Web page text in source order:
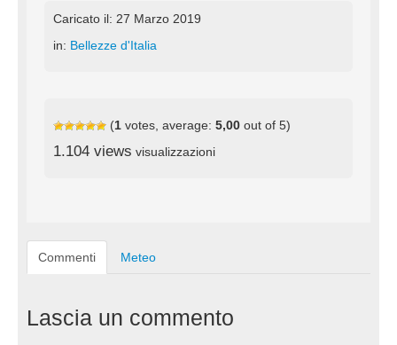
Caricato il: 27 Marzo 2019
in: Bellezze d'Italia
(1 votes, average: 5,00 out of 5)
1.104 views visualizzazioni
Commenti Meteo
Lascia un commento